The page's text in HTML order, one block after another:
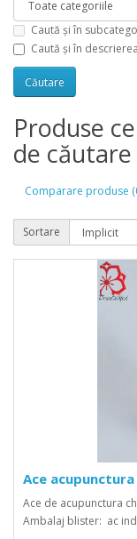
Caută și în
Caută și în
Produse
de căutare
Comparare produse
Sortare
Ace
Ace de acupunctura
Ambalaj blister: ac